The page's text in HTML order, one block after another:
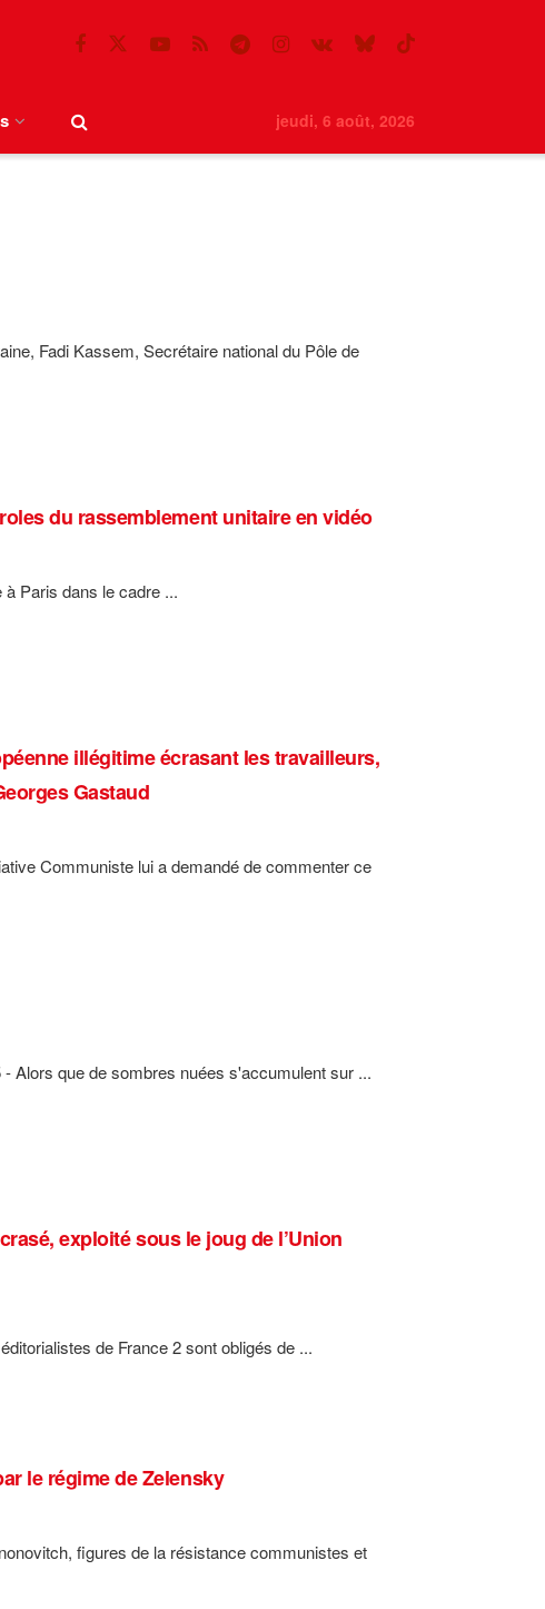
jeudi, 6 août, 2026
Fadi Kassem, Secrétaire national du Pôle de
du rassemblement unitaire en vidéo
Paris dans le cadre ...
illégitime écrasant les travailleurs,
Gastaud
Communiste lui a demandé de commenter ce
Alors que de sombres nuées s'accumulent sur ...
exploité sous le joug de l’Union
de France 2 sont obligés de ...
le régime de Zelensky
figures de la résistance communistes et